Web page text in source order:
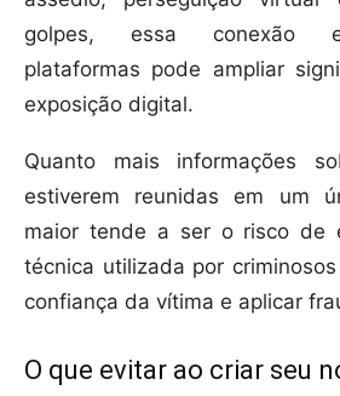
golpes, essa conexão
plataformas pode ampliar
exposição digital.
Quanto mais informações
estiverem reunidas em um
maior tende a ser o risco de
técnica utilizada por
confiança da vítima e aplicar
O que evitar ao criar seu